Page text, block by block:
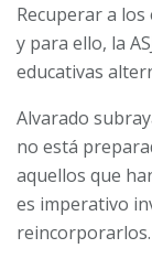
— Asociación
(@asjhn1)
Recuperar a
y para ello, la
educativas
Alvarado
no está
aquellos que
es imperativo
reincorporarlos.